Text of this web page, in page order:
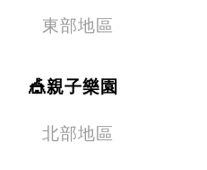
東部地區
🎪親子樂園
北部地區